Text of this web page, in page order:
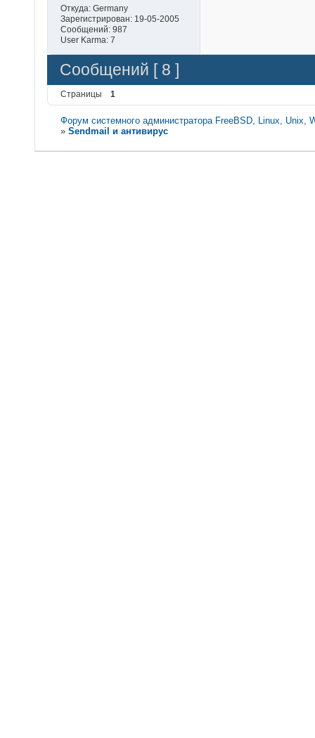
Откуда: Germany
Зарегистрирован: 19-05-2005
Сообщений: 987
User Karma: 7
Сообщений [ 8 ]
Страницы 1
Форум системного администратора FreeBSD, Linux, Unix,
»Sendmail и антивирус